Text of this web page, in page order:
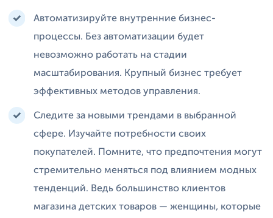
Автоматизируйте внутренние бизнес-
процессы. Без автоматизации будет
невозможно работать на стадии
масштабирования. Крупный бизнес требует
эффективных методов управления.
Следите за новыми трендами в выбранной
сфере. Изучайте потребности своих
покупателей. Помните, что предпочтения могут
стремительно меняться под влиянием модных
тенденций. Ведь большинство клиентов
магазина детских товаров — женщины, которые